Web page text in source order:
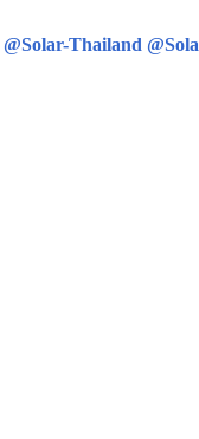
@Solar-Thailand